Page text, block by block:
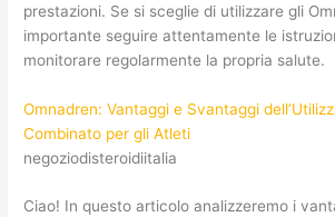
prestazioni. Se si sceglie di utilizzare gli
importante seguire attentamente le
monitorare regolarmente la propria salute.
Omnadren: Vantaggi e Svantaggi
Combinato per gli Atleti
negoziodisteroidiitalia
Ciao! In questo articolo analizzeremo i